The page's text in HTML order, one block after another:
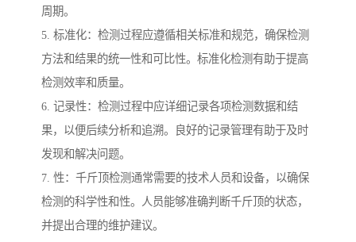
周期。
5. 标准化：检测过程应遵循相关标准和规范，确保检测
方法和结果的统一性和可比性。标准化检测有助于提高
检测效率和质量。
6. 记录性：检测过程中应详细记录各项检测数据和结
果，以便后续分析和追溯。良好的记录管理有助于及时
发现和解决问题。
7. 性：千斤顶检测通常需要的技术人员和设备，以确保
检测的科学性和性。人员能够准确判断千斤顶的状态，
并提出合理的维护建议。